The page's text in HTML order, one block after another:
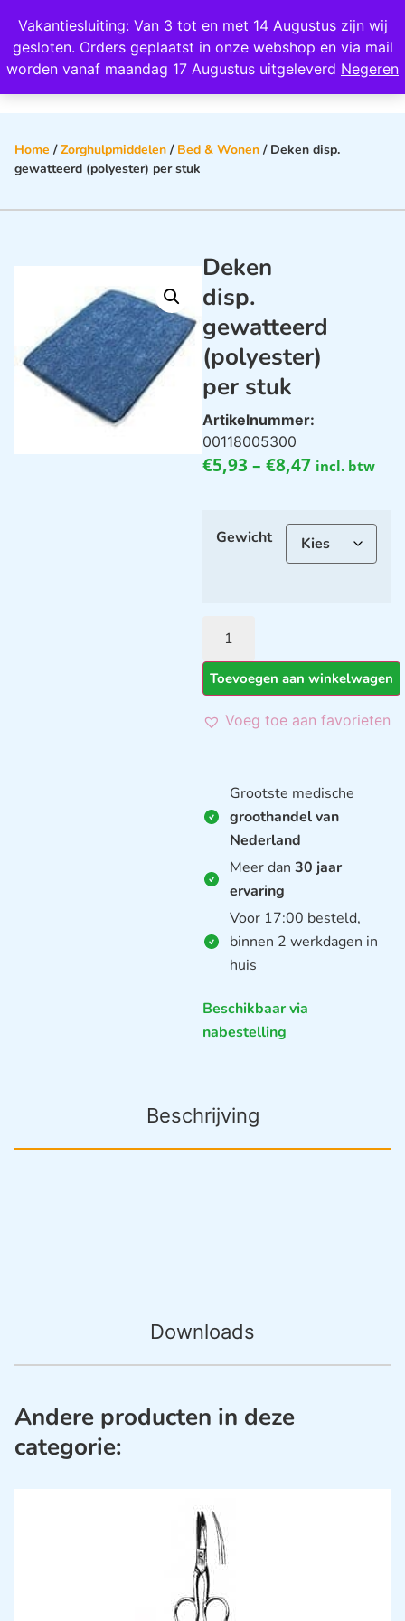
Vakantiesluiting: Van 3 tot en met 14 Augustus zijn wij
gesloten. Orders geplaatst in onze webshop en via mail
worden vanaf maandag 17 Augustus uitgeleverd Negeren
Wij scoren een 4,8 op Google
Home /Zorghulpmiddelen / Bed & Wonen / Deken disp.
gewatteerd (polyester) per stuk
Deken
disp.
gewatteerd
(polyester)
per stuk
Artikelnummer:
00118005300
€5,93 – €8,47 incl. btw
Gewicht
Toevoegen aan winkelwagen
Voeg toe aan favorieten
Grootste medische
groothandel van
Nederland
Meer dan 30 jaar
ervaring
Voor 17:00 besteld,
binnen 2 werkdagen in
huis
Beschikbaar via
nabestelling
Beschrijving
Downloads
Andere producten in deze
categorie: